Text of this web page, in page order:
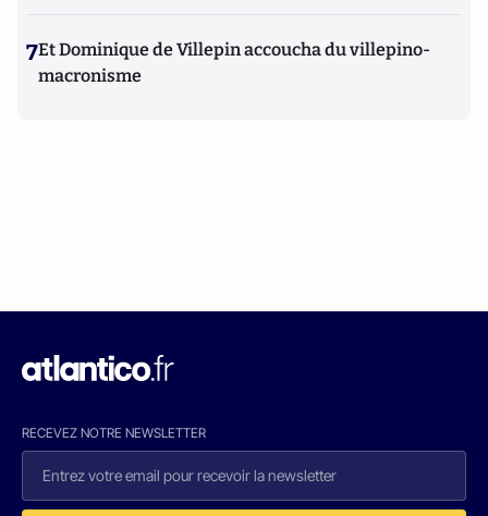
7Et Dominique de Villepin accoucha du villepino-
macronisme
RECEVEZ NOTRE NEWSLETTER